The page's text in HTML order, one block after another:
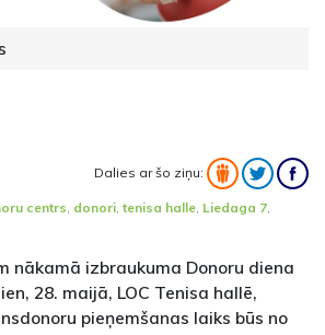
Dalies ar šo ziņu:
centrs donori ,tenisa halle Liedaga 7
nākamā izbraukuma Donoru diena
28. maijā, LOC Tenisa hallē,
pieņemšanas laiks būs no